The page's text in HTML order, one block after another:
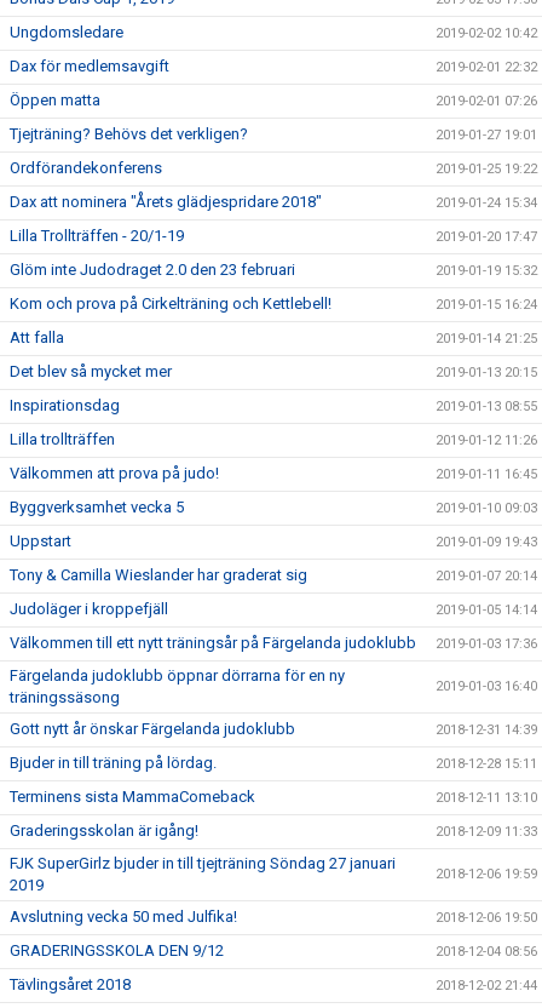
Ungdomsledare 2019-02-02 10:42
Dax för medlemsavgift 2019-02-01 22:32
Öppen matta 2019-02-01 07:26
Tjejträning? Behövs det verkligen? 2019-01-27 19:01
Ordförandekonferens 2019-01-25 19:22
Dax att nominera "Årets glädjespridare 2018" 2019-01-24 15:34
Lilla Trollträffen - 20/1-19 2019-01-20 17:47
Glöm inte Judodraget 2.0 den 23 februari 2019-01-19 15:32
Kom och prova på Cirkelträning och Kettlebell! 2019-01-15 16:24
Att falla 2019-01-14 21:25
Det blev så mycket mer 2019-01-13 20:15
Inspirationsdag 2019-01-13 08:55
Lilla trollträffen 2019-01-12 11:26
Välkommen att prova på judo! 2019-01-11 16:45
Byggverksamhet vecka 5 2019-01-10 09:03
Uppstart 2019-01-09 19:43
Tony & Camilla Wieslander har graderat sig 2019-01-07 20:14
Judoläger i kroppefjäll 2019-01-05 14:14
Välkommen till ett nytt träningsår på Färgelanda judoklubb 2019-01-03 17:36
Färgelanda judoklubb öppnar dörrarna för en ny
träningssäsong
2019-01-03 16:40
Gott nytt år önskar Färgelanda judoklubb 2018-12-31 14:39
Bjuder in till träning på lördag. 2018-12-28 15:11
Terminens sista MammaComeback 2018-12-11 13:10
Graderingsskolan är igång! 2018-12-09 11:33
FJK SuperGirlz bjuder in till tjejträning Söndag 27 januari
2019
2018-12-06 19:59
Avslutning vecka 50 med Julfika! 2018-12-06 19:50
GRADERINGSSKOLA DEN 9/12 2018-12-04 08:56
Tävlingsåret 2018 2018-12-02 21:44